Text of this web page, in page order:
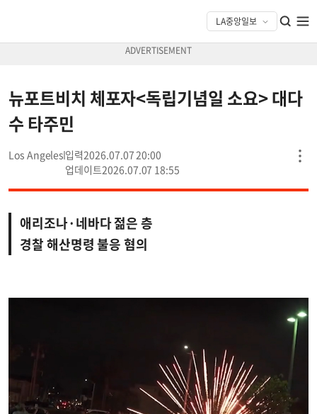
뉴포트비치 체포자<독립기념일 소요> 대다
수 타주민
Los Angeles
2026.07.07 20:00
2026.07.07 18:55
애리조나·네바다 젊은 층
경찰 해산명령 불응 혐의